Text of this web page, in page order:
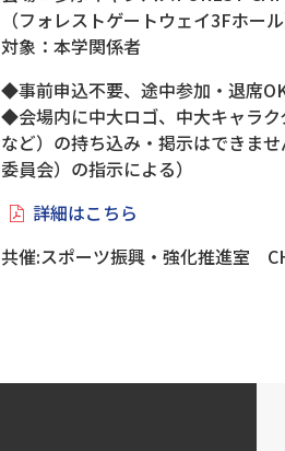
（フォレストゲートウェイ3Fホール
対象：本学関係者
◆事前申込不要、途中参加・退席
◆会場内に中大ロゴ、中大キャラ
など）の持ち込み・掲示はできま
委員会）の指示による）
詳細はこちら
共催:スポーツ振興・強化推進室